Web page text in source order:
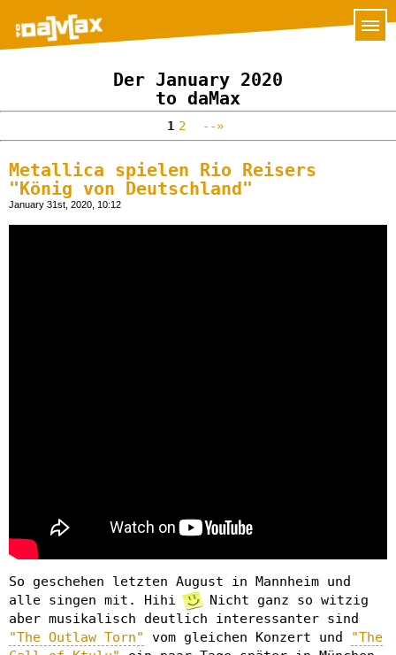
Der January 2020
to daMax
1 2 --»
Metallica spielen Rio Reisers
"König von Deutschland"
January 31st, 2020, 10:12
So geschehen letzten August in Mannheim und
alle singen mit. Hihi
Nicht ganz so witzig
aber musikalisch deutlich interessanter sind
"The Outlaw Torn"
vom gleichen Konzert und
"The